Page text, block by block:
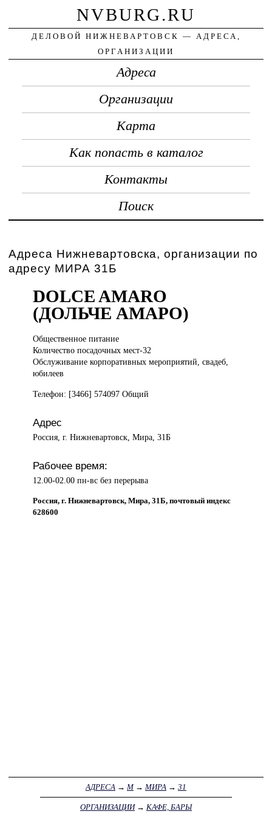
NVBURG.RU
ДЕЛОВОЙ НИЖНЕВАРТОВСК — АДРЕСА,
ОРГАНИЗАЦИИ
Адреса
Организации
Карта
Как попасть в каталог
Контакты
Поиск
Адреса Нижневартовска, организации по
адресу МИРА 31Б
DOLCE AMARO
(ДОЛЬЧЕ АМАРО)
Общественное питание
Количество посадочных мест-32
Обслуживание корпоративных мероприятий, свадеб,
юбилеев
Телефон: [3466] 574097 Общий
Адрес
Россия, г. Нижневартовск, Мира, 31Б
Рабочее время:
12.00-02.00 пн-вс без перерыва
Россия, г. Нижневартовск, Мира, 31Б, почтовый индекс
628600
АДРЕСА → М→ МИРА → 31
ОРГАНИЗАЦИИ→ КАФЕ, БАРЫ